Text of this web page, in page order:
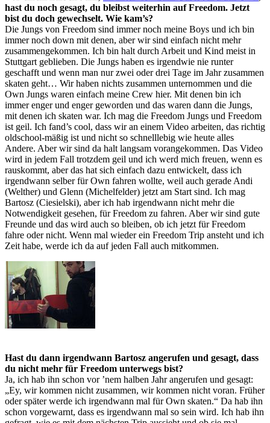
hast du noch gesagt, du bleibst weiterhin auf Freedom. Jetzt
bist du doch gewechselt. Wie kam’s?
Die Jungs von Freedom sind immer noch meine Boys und ich bin
immer noch down mit denen, aber wir sind einfach nicht mehr
zusammengekommen. Ich bin halt durch Arbeit und Kind meist in
Stuttgart geblieben. Die Jungs haben es irgendwie nie runter
geschafft und wenn man nur zwei oder drei Tage im Jahr zusammen
skaten geht… Wir haben nichts zusammen unternommen und die
Own Jungs waren einfach meine Crew hier. Mit denen bin ich
immer enger und enger geworden und das waren dann die Jungs,
mit denen ich skaten war. Ich mag die Freedom Jungs und Freedom
ist geil. Ich fand’s cool, dass wir an einem Video arbeiten, das richtig
oldschool-mäßig ist und nicht so schnelllebig wie heute alles
Andere. Aber wir sind da halt langsam vorangekommen. Das Video
wird in jedem Fall trotzdem geil und ich werd mich freuen, wenn es
rauskommt, aber das hat sich einfach dazu entwickelt, dass ich
irgendwann selber für Own fahren wollte, weil auch gerade Andi
(Welther) und Glenn (Michelfelder) jetzt am Start sind. Ich mag
Bartosz (Ciesielski), aber ich hab irgendwann nicht mehr die
Notwendigkeit gesehen, für Freedom zu fahren. Aber wir sind gute
Freunde und das wird auch so bleiben, ob ich jetzt für Freedom
fahre oder nicht. Wenn mal wieder ein Freedom Trip ansteht und ich
Zeit habe, werde ich da auf jeden Fall auch mitkommen.
Hast du dann irgendwann Bartosz angerufen und gesagt, dass
du nicht mehr für Freedom unterwegs bist?
Ja, ich hab ihn schon vor ’nem halben Jahr angerufen und gesagt:
„Ey, wir kommen nicht zusammen, wir kommen nicht voran. Früher
oder später werde ich irgendwann mal für Own skaten.“ Da hab ihn
schon vorgewarnt, dass es irgendwann mal so sein wird. Ich hab ihn